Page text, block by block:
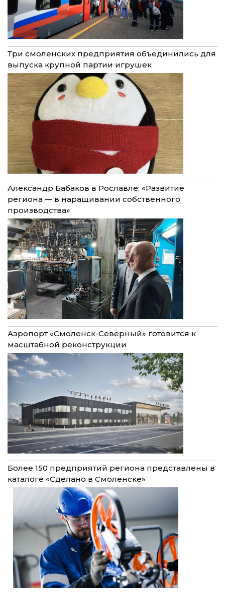
Три смоленских предприятия объединились для
выпуска крупной партии игрушек
Александр Бабаков в Рославле: «Развитие
региона — в наращивании собственного
производства»
Аэропорт «Смоленск-Северный» готовится к
масштабной реконструкции
Более 150 предприятий региона представлены в
каталоге «Сделано в Смоленске»